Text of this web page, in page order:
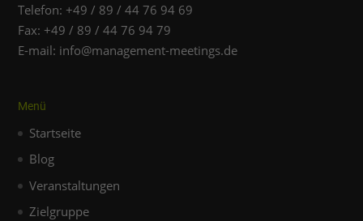
Telefon: +49 / 89 / 44 76 94 69
Fax: +49 / 89 / 44 76 94 79
E-mail: info@management-meetings.de
Menü
Startseite
Blog
Veranstaltungen
Zielgruppe